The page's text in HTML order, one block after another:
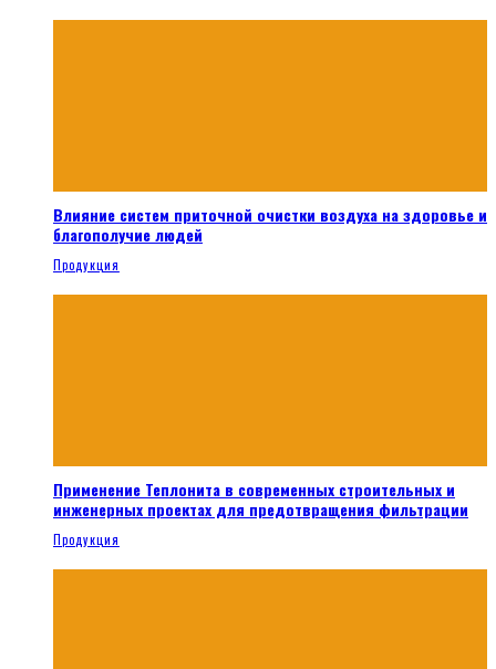
Влияние систем приточной очистки воздуха на здоровье и
благополучие людей
Продукция
Применение Теплонита в современных строительных и
инженерных проектах для предотвращения фильтрации
Продукция